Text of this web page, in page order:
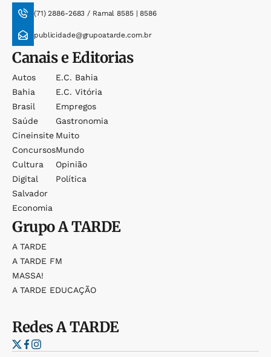
(71) 2886-2683 / Ramal 8585 | 8586
publicidade@grupoatarde.com.br
Canais e Editorias
Autos
Bahia
Brasil
Saúde
Cineinsite
Concursos
Cultura
Digital
Salvador
Economia
E.c. Bahia
E.c. Vitória
Empregos
Gastronomia
Muito
Mundo
Opinião
Política
GrupoA TARDE
A TARDE
A TARDE FM
MASSA!
A TARDE EDUCAÇÃO
RedesA TARDE